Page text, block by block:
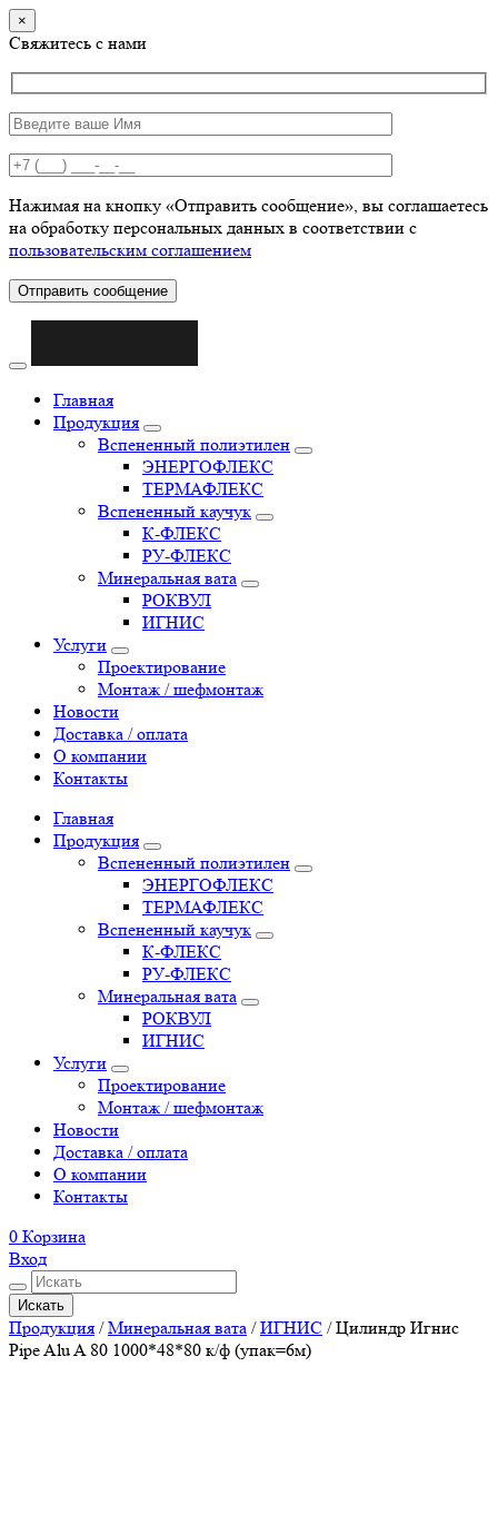
×
Свяжитесь с нами
Нажимая на кнопку «Отправить сообщение», вы соглашаетесь
на обработку персональных данных в соответствии с
пользовательским соглашением
Отправить сообщение
Главная
Продукция
Вспененный полиэтилен
ЭНЕРГОФЛЕКС
ТЕРМАФЛЕКС
Вспененный каучук
К-ФЛЕКС
РУ-ФЛЕКС
Минеральная вата
РОКВУЛ
ИГНИС
Услуги
Проектирование
Монтаж / шефмонтаж
Новости
Доставка / оплата
О компании
Контакты
Главная
Продукция
Вспененный полиэтилен
ЭНЕРГОФЛЕКС
ТЕРМАФЛЕКС
Вспененный каучук
К-ФЛЕКС
РУ-ФЛЕКС
Минеральная вата
РОКВУЛ
ИГНИС
Услуги
Проектирование
Монтаж / шефмонтаж
Новости
Доставка / оплата
О компании
Контакты
0 Корзина
Вход
Искать
Продукция /Минеральная вата /ИГНИС /Цилиндр Игнис
Pipe Alu A 80 1000*48*80 к/ф (упак=6м)